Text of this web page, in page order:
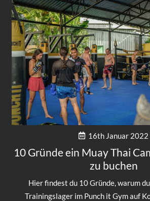
16th Januar 2022
10 Gründe ein Muay Thai
zu buchen
Hier findest du 10 Gründe, warum
Trainingslager im Punch it Gym auf